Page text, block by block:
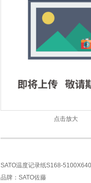
点击放大
SATO温度记录纸S168-5100X640
品牌：SATO佐藤